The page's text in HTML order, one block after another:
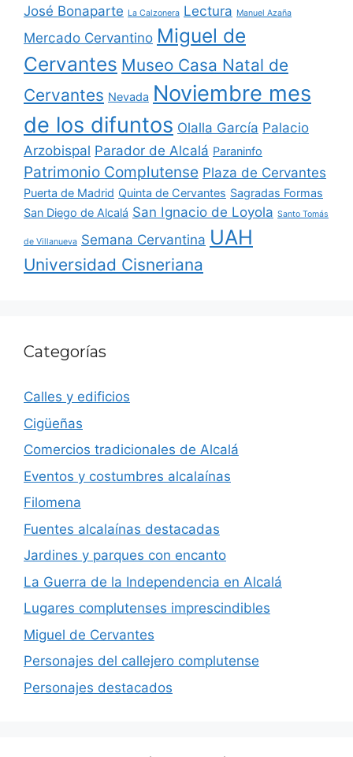
José Bonaparte La Calzonera Lectura Manuel Azaña
Mercado Cervantino Miguel de
Cervantes Museo Casa Natal de
Cervantes Nevada Noviembre mes
de los difuntos Olalla García Palacio
Arzobispal Parador de Alcalá Paraninfo
Patrimonio Complutense Plaza de Cervantes
Puerta de Madrid Quinta de Cervantes Sagradas Formas
San Diego de Alcalá San Ignacio de Loyola Santo Tomás
de Villanueva Semana Cervantina UAH
Universidad Cisneriana
Categorías
Calles y edificios
Cigüeñas
Comercios tradicionales de Alcalá
Eventos y costumbres alcalaínas
Filomena
Fuentes alcalaínas destacadas
Jardines y parques con encanto
La Guerra de la Independencia en Alcalá
Lugares complutenses imprescindibles
Miguel de Cervantes
Personajes del callejero complutense
Personajes destacados